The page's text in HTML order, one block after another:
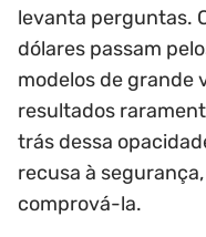
levanta perguntas.
dólares passam
modelos de grande
resultados
trás dessa
recusa à
comprová-la.